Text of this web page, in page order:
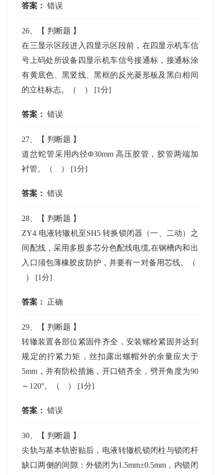
答案： 错误
26 、【 判断题 】
在三显示区段进入四显示区段前，在四显示机车信
号上码处所设备四显示机车信号接通标，接通标涂
有黄底色、黑竖线、黑框的反光菱形板及黑白相间
的立柱标志。（ ） [1分]
答案： 错误
27 、【 判断题 】
道岔蛇管采用内径Φ30mm 高压胶管，胶管两端加
衬管。（ ） [1分]
答案： 错误
28 、【 判断题 】
ZY4 电液转辙机至SH5 转换锁闭器（一、二动）之
间配线，采用多股多芯分色配线电缆,在钢槽内和出
入口须包薄橡胶皮防护，并要有一对备用芯线。（
） [1分]
答案： 正确
29 、【 判断题 】
转辙装置各部位紧固件齐全，安装螺栓紧固并达到
规定的拧紧力矩，丝扣露出螺帽外的余量应大于
5mm，并有防松措施，开口销齐全，劈开角度为90
～120°。（ ） [1分]
答案： 错误
30 、【 判断题 】
尖轨与基本轨密贴后，电液转辙机锁闭柱与锁闭杆
缺口两侧的间隙：外锁闭为1.5mm±0.5mm，内锁闭